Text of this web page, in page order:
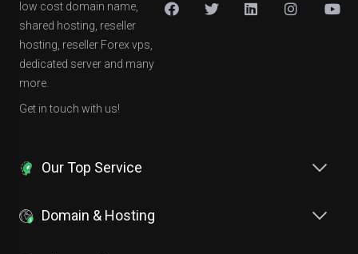
low cost domain name,
shared hosting, reseller
hosting, reseller Forex vps,
dedicated server and many
more.
Get in touch with us!
Our Top Service
Domain & Hosting